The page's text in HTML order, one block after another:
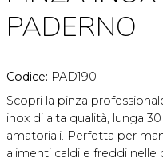
PADERNO
Codice: PAD190
Scopri la pinza
inox di alta qualità, lunga
amatoriali. Perfetta per
alimenti caldi e freddi nelle